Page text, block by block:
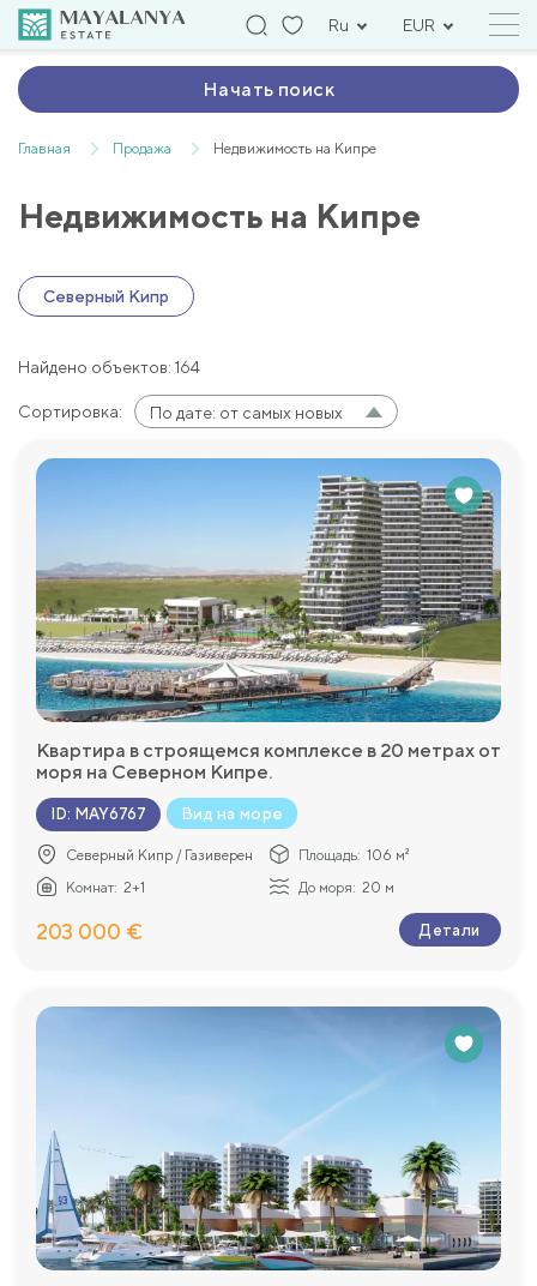
Ru EUR
Начать поиск
Главная Продажа Недвижимость на Кипре
Недвижимость на Кипре
Северный Кипр
Найдено объектов: 164
Сортировка: По дате: от самых новых
Квартира в строящемся комплексе в 20 метрах от
моря на Северном Кипре.
ID: MAY6767 Вид на море
Северный Кипр / Газиверен Площадь: 106 м²
Комнат: 2+1 До моря: 20 м
203 000 € Детали